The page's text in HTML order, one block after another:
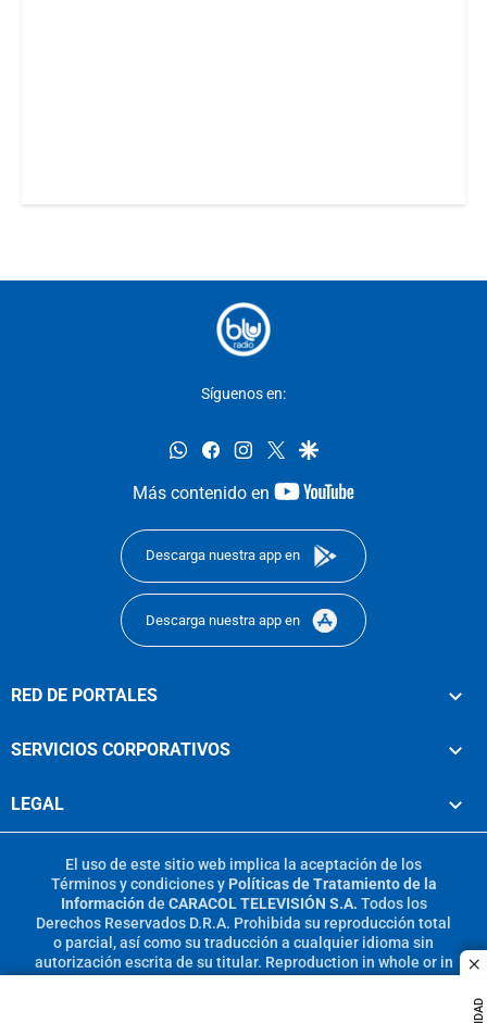
Síguenos en:
whatsappfacebookinstagram
twittergoogle
Más contenido en
youtube-
Descarga nuestra app en
Descarga nuestra app en
RED DE PORTALES
SERVICIOS CORPORATIVOS
LEGAL
El uso de este sitio web implica la aceptación de los
Términos y condicionesy Políticas de Tratamiento de la
Información de CARACOL TELEVISIÓN S.A. Todos los
Derechos Reservados D.R.A. Prohibida su reproducción total
o parcial, así como su traducción a cualquier idioma sin
autorización escrita de su titular. Reproduction in whole or in